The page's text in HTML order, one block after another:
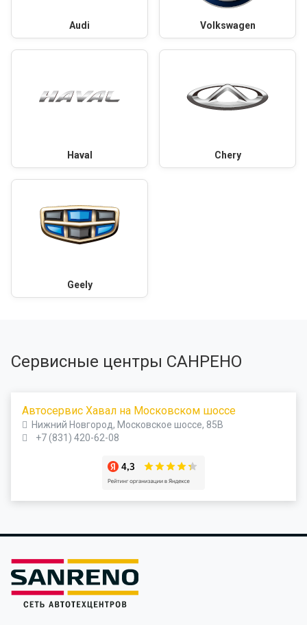
Audi Volkswagen
Haval Chery
Geely
Сервисные центры САНРЕНО
Автосервис Хавал на Московском шоссе
Нижний Новгород, Московское шоссе, 85В
+7 (831) 420-62-08